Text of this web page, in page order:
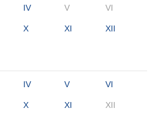
IV V VI
X XI XII
IV V VI
X XI XII